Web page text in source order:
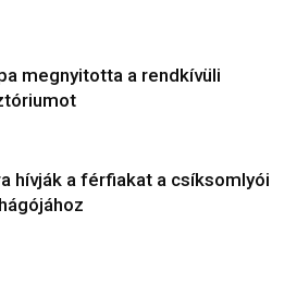
megnyitotta a rendkívüli
hívják a férfiakat a csíksomlyói